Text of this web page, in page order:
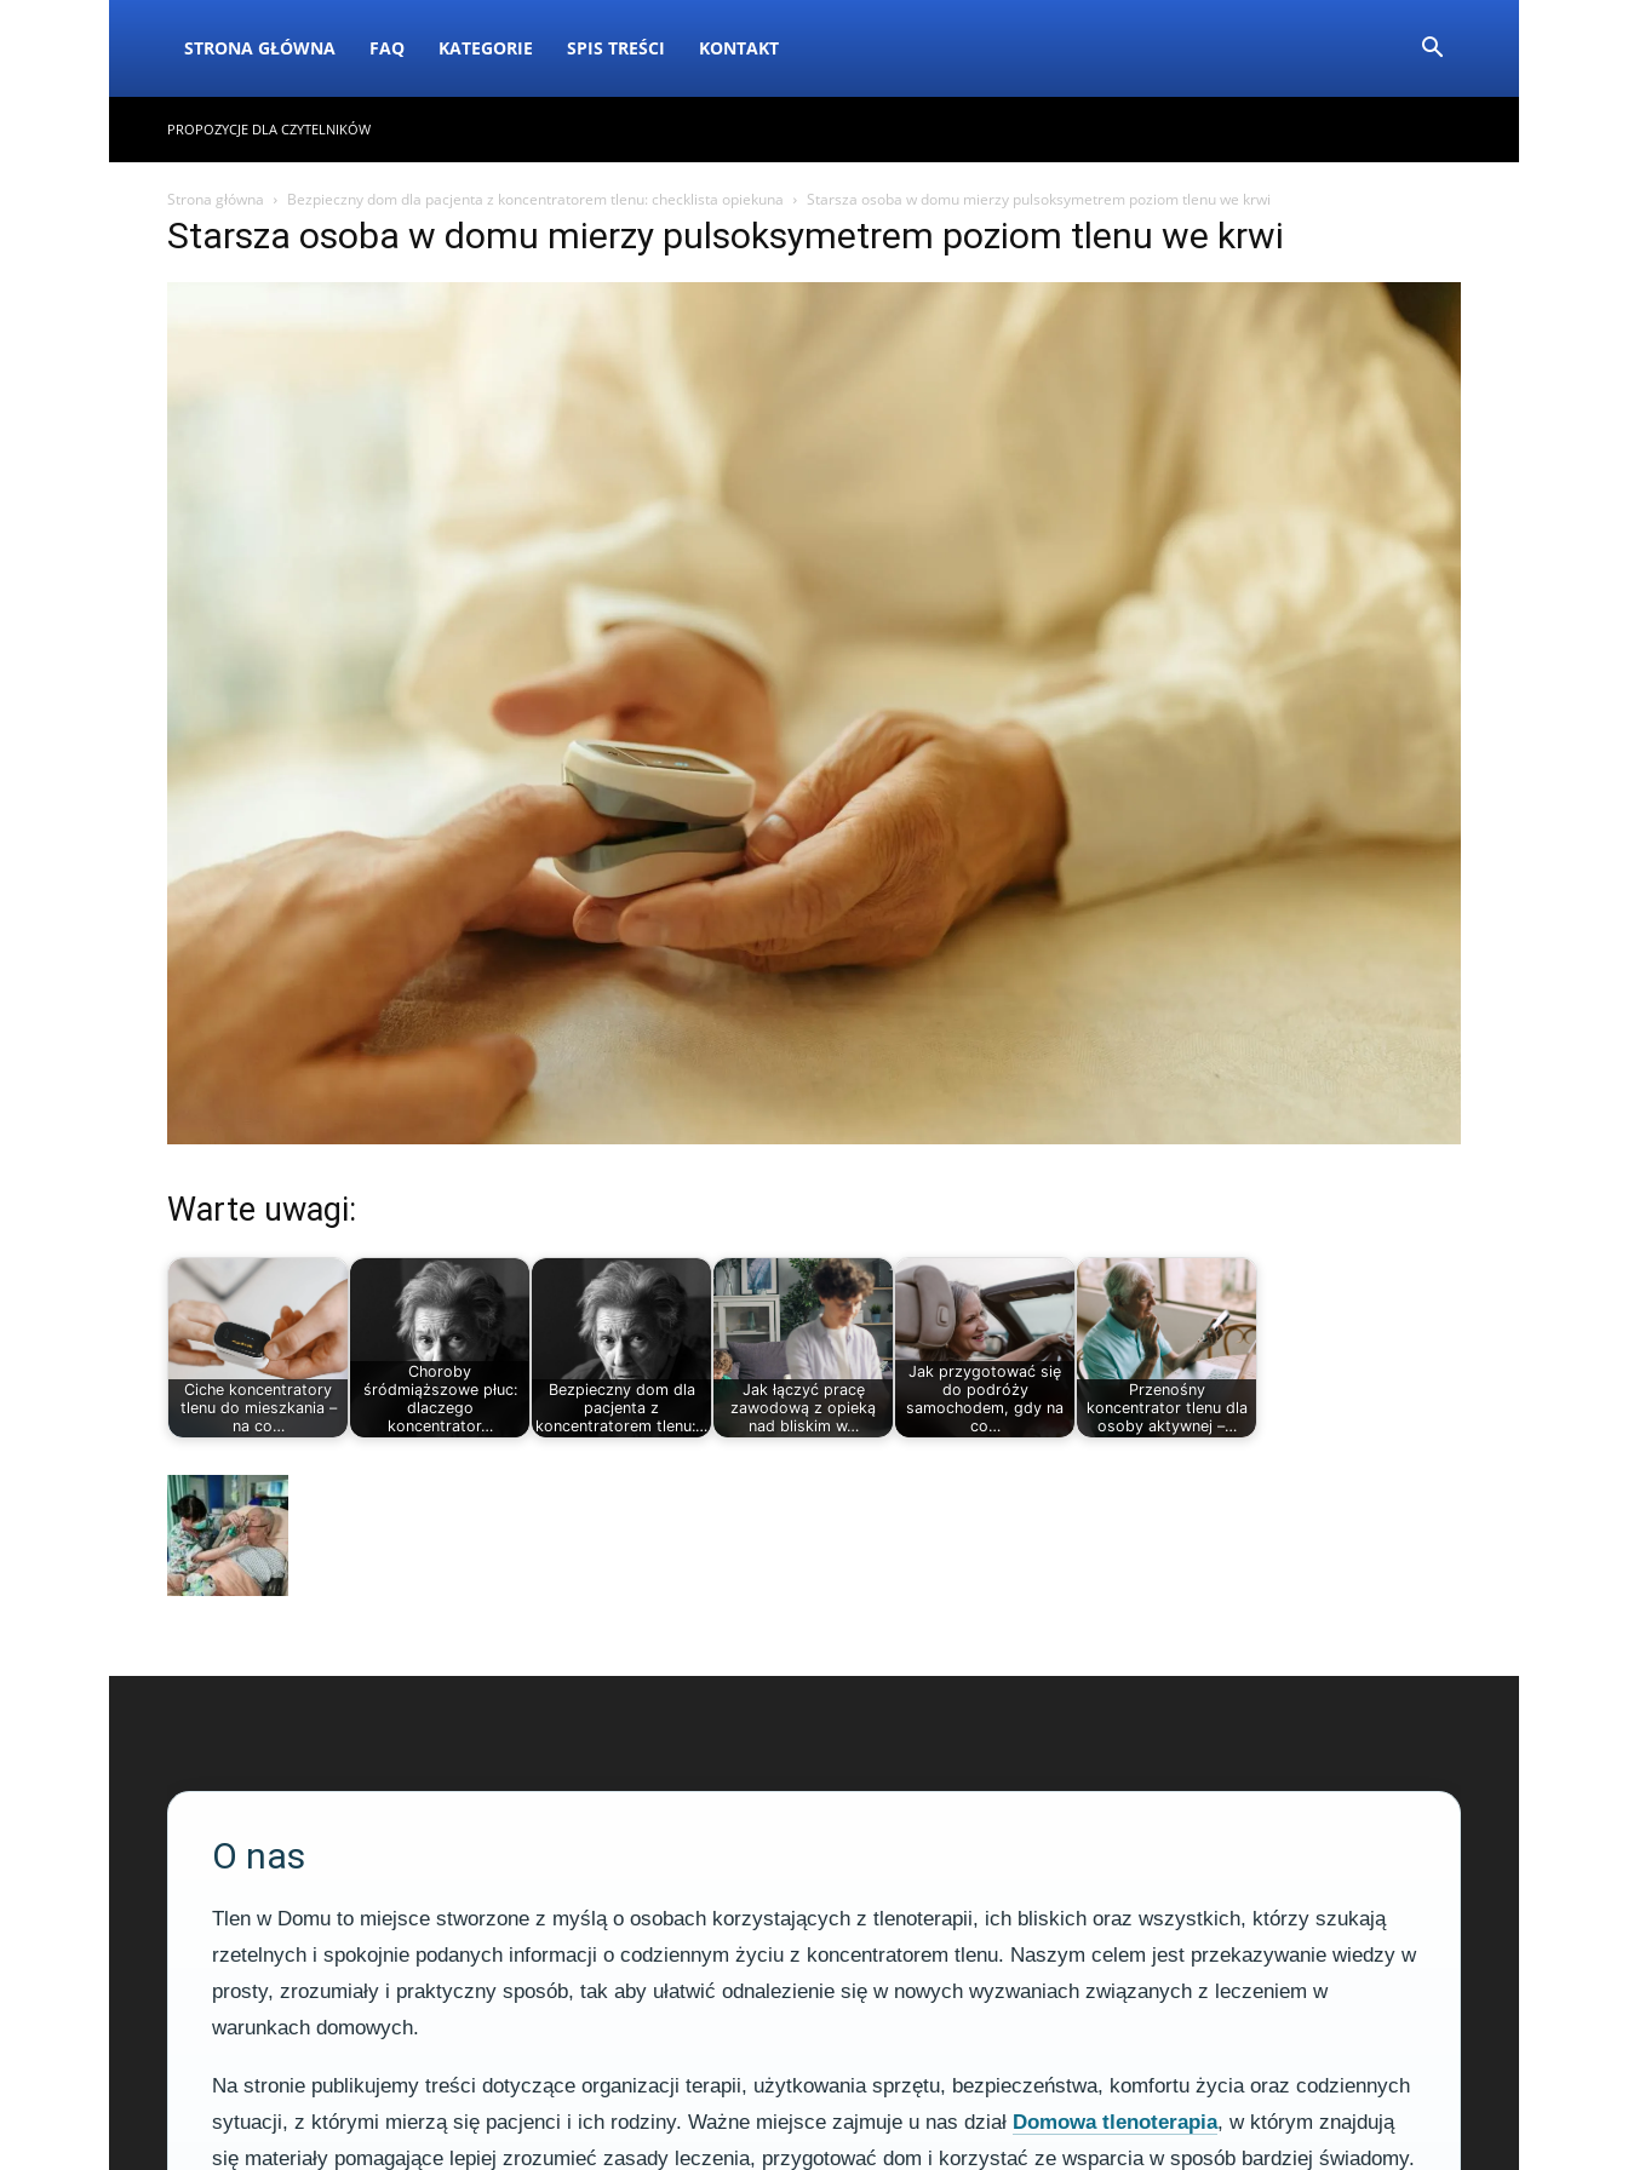
STRONA GŁÓWNA FAQ KATEGORIE SPIS TREŚCI KONTAKT
PROPOZYCJE DLA CZYTELNIKÓW
Strona główna Bezpieczny dom dla pacjenta z koncentratorem tlenu: checklista opiekuna Starsza osoba w domu mierzy pulsoksymetrem poziom tlenu we krwi
Starsza osoba w domu mierzy pulsoksymetrem poziom tlenu we krwi
Warte uwagi:
Ciche koncentratory
tlenu do mieszkania –
na co…
Choroby
śródmiąższowe płuc:
dlaczego
koncentrator…
Bezpieczny dom dla
pacjenta z
koncentratorem tlenu:…
Jak łączyć pracę
zawodową z opieką
nad bliskim w…
Jak przygotować się
do podróży
samochodem, gdy na
co…
Przenośny
koncentrator tlenu dla
osoby aktywnej –…
O nas
Tlen w Domu to miejsce stworzone z myślą o osobach korzystających z tlenoterapii, ich bliskich oraz wszystkich, którzy szukają
rzetelnych i spokojnie podanych informacji o codziennym życiu z koncentratorem tlenu. Naszym celem jest przekazywanie wiedzy w
prosty, zrozumiały i praktyczny sposób, tak aby ułatwić odnalezienie się w nowych wyzwaniach związanych z leczeniem w
warunkach domowych.
Na stronie publikujemy treści dotyczące organizacji terapii, użytkowania sprzętu, bezpieczeństwa, komfortu życia oraz codziennych
sytuacji, z którymi mierzą się pacjenci i ich rodziny. Ważne miejsce zajmuje u nas dział Domowa tlenoterapia, w którym znajdują
się materiały pomagające lepiej zrozumieć zasady leczenia, przygotować dom i korzystać ze wsparcia w sposób bardziej świadomy.